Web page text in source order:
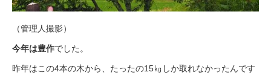
（管理人撮影）
今年は豊作でした。
昨年はこの4本の木から、たったの15㎏しか取れなかったんです